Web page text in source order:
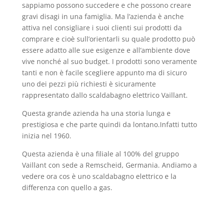
sappiamo possono succedere e che possono creare
gravi disagi in una famiglia. Ma l’azienda è anche
attiva nel consigliare i suoi clienti sui prodotti da
comprare e cioè sull’orientarli su quale prodotto può
essere adatto alle sue esigenze e all’ambiente dove
vive nonché al suo budget. I prodotti sono veramente
tanti e non è facile scegliere appunto ma di sicuro
uno dei pezzi più richiesti è sicuramente
rappresentato dallo scaldabagno elettrico Vaillant.
Questa grande azienda ha una storia lunga e
prestigiosa e che parte quindi da lontano.Infatti tutto
inizia nel 1960.
Questa azienda è una filiale al 100% del gruppo
Vaillant con sede a Remscheid, Germania. Andiamo a
vedere ora cos è uno scaldabagno elettrico e la
differenza con quello a gas.